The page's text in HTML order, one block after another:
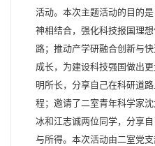
活动。本次主题活动的目的
神相结合，强化科技报国理
路；推动产学研融合创新与
成长，为建设科技强国做出
明所长，分享自己在科研道
程；邀请了二室青年科学家
冰和江志诚两位同学，分享
与所得。本次活动由二室党